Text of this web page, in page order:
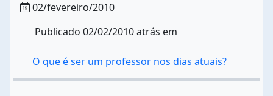
02/fevereiro/2010
Publicado 02/02/2010 atrás em
O que é ser um professor nos dias atuais?